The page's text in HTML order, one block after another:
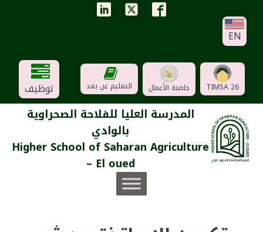
EN
TIMSA 26 حاضنة الأعمال التعليم عن بعد توظيف
المدرسة العليا للفلاحة الصحراوية
بالوادي
Higher School of Saharan Agriculture
– El oued